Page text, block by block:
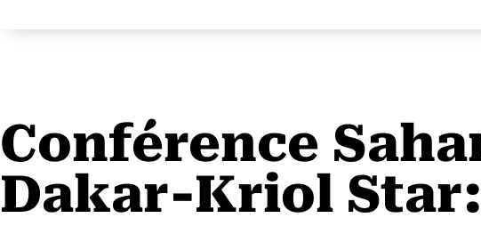
Conférence
Dakar-Kriol Star: